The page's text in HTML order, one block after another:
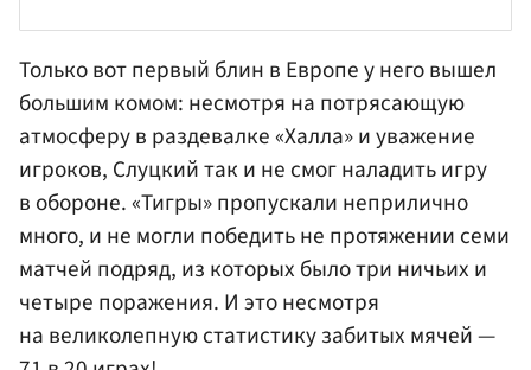
Только вот первый блин в Европе у него вышел
большим комом: несмотря на потрясающую
атмосферу в раздевалке «Халла» и уважение
игроков, Слуцкий так и не смог наладить игру
в обороне. «Тигры» пропускали неприлично
много, и не могли победить не протяжении семи
матчей подряд, из которых было три ничьих и
четыре поражения. И это несмотря
на великолепную статистику забитых мячей —